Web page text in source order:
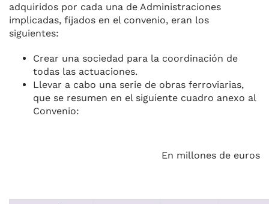
adquiridos por cada una de Administraciones
implicadas, fijados en el convenio, eran los
siguientes:
Crear una sociedad para la coordinación de
todas las actuaciones.
Llevar a cabo una serie de obras ferroviarias,
que se resumen en el siguiente cuadro anexo al
Convenio:
En millones de euros